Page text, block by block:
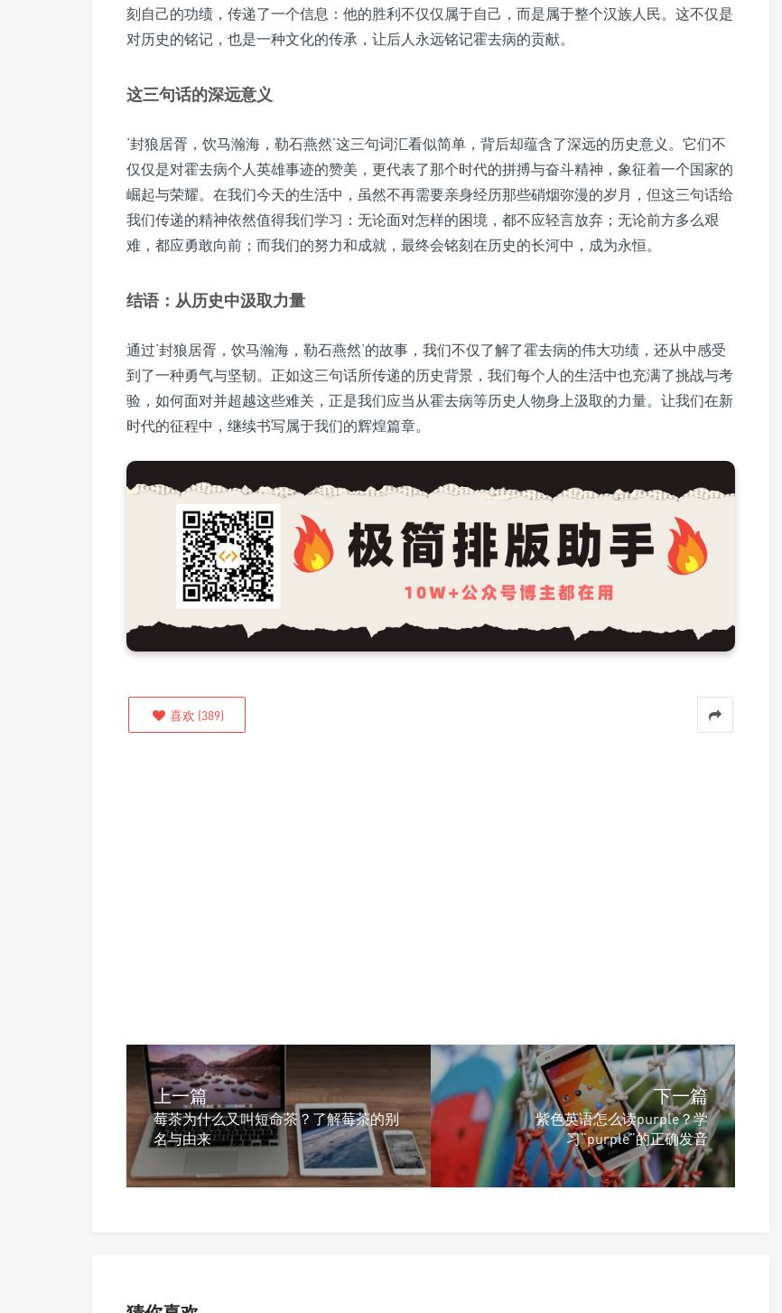
刻自己的功绩，传递了一个信息：他的胜利不仅仅属于自己，而是属于整个汉族人民。这不仅是
对历史的铭记，也是一种文化的传承，让后人永远铭记霍去病的贡献。
这三句话的深远意义
‘封狼居胥，饮马瀚海，勒石燕然’这三句词汇看似简单，背后却蕴含了深远的历史意义。它们不
仅仅是对霍去病个人英雄事迹的赞美，更代表了那个时代的拼搏与奋斗精神，象征着一个国家的
崛起与荣耀。在我们今天的生活中，虽然不再需要亲身经历那些硝烟弥漫的岁月，但这三句话给
我们传递的精神依然值得我们学习：无论面对怎样的困境，都不应轻言放弃；无论前方多么艰
难，都应勇敢向前；而我们的努力和成就，最终会铭刻在历史的长河中，成为永恒。
结语：从历史中汲取力量
通过‘封狼居胥，饮马瀚海，勒石燕然’的故事，我们不仅了解了霍去病的伟大功绩，还从中感受
到了一种勇气与坚韧。正如这三句话所传递的历史背景，我们每个人的生活中也充满了挑战与考
验，如何面对并超越这些难关，正是我们应当从霍去病等历史人物身上汲取的力量。让我们在新
时代的征程中，继续书写属于我们的辉煌篇章。
喜欢 (389)
上一篇
莓茶为什么又叫短命茶？了解莓茶的别
名与由来
下一篇
紫色英语怎么读purple？学
习“purple”的正确发音